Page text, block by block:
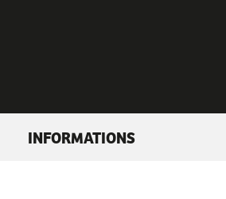
INFORMATIONS